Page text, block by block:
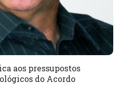
aos pressupostos
do Acordo